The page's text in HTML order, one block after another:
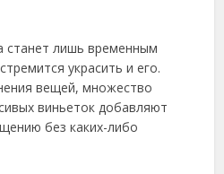
станет лишь временным
украсить и его.
вещей, множество
виньеток добавляют
без каких-либо